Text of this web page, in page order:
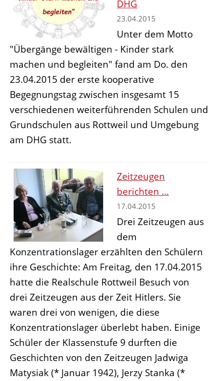
DHG
23.04.2015
Unter dem Motto
"Übergänge bewältigen - Kinder stark
machen und begleiten" fand am Do. den
23.04.2015 der erste kooperative
Begegnungstag zwischen insgesamt 15
verschiedenen weiterführenden Schulen und
Grundschulen aus Rottweil und Umgebung
am DHG statt.
Zeitzeugen
berichten ...
17.04.2015
Drei Zeitzeugen aus
dem
Konzentrationslager erzählten den Schülern
ihre Geschichte: Am Freitag, den 17.04.2015
hatte die Realschule Rottweil Besuch von
drei Zeitzeugen aus der Zeit Hitlers. Sie
waren drei von wenigen, die diese
Konzentrationslager überlebt haben. Einige
Schüler der Klassenstufe 9 durften die
Geschichten von den Zeitzeugen Jadwiga
Matysiak (* Januar 1942), Jerzy Stanka (*